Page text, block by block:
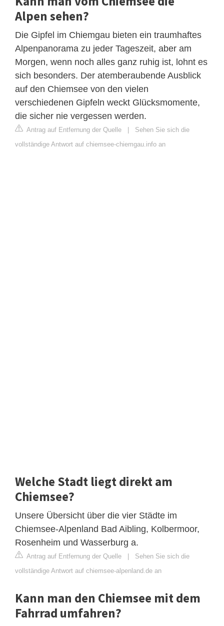
Alpen sehen?
Die Gipfel im Chiemgau bieten ein traumhaftes
Alpenpanorama zu jeder Tageszeit, aber am
Morgen, wenn noch alles ganz ruhig ist, lohnt es
sich besonders. Der atemberaubende Ausblick
auf den Chiemsee von den vielen
verschiedenen Gipfeln weckt Glücksmomente,
die sicher nie vergessen werden.
Antrag auf Entfernung der Quelle | Sehen Sie sich die
vollständige Antwort auf chiemsee-chiemgau.info an
Welche Stadt liegt direkt am
Chiemsee?
Unsere Übersicht über die vier Städte im
Chiemsee-Alpenland Bad Aibling, Kolbermoor,
Rosenheim und Wasserburg a.
Antrag auf Entfernung der Quelle | Sehen Sie sich die
vollständige Antwort auf chiemsee-alpenland.de an
Kann man den Chiemsee mit dem
Fahrrad umfahren?